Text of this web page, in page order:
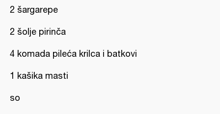
2 šargarepe
2 šolje pirinča
4 komada pileća krilca i batkovi
1 kašika masti
so